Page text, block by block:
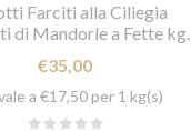
Farciti alla Ciliegia
di Mandorle a Fette kg.
€35,00
a €17,50 per 1 kg(s)